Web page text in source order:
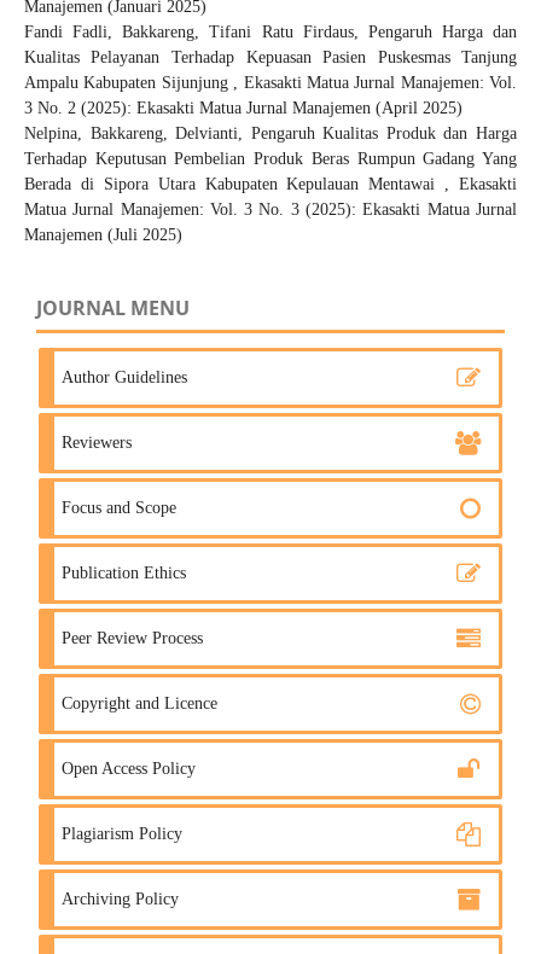
Manajemen (Januari 2025)
Fandi Fadli, Bakkareng, Tifani Ratu Firdaus, Pengaruh Harga dan
Kualitas Pelayanan Terhadap Kepuasan Pasien Puskesmas Tanjung
Ampalu Kabupaten Sijunjung , Ekasakti Matua Jurnal Manajemen: Vol.
3 No. 2 (2025): Ekasakti Matua Jurnal Manajemen (April 2025)
Nelpina, Bakkareng, Delvianti, Pengaruh Kualitas Produk dan Harga
Terhadap Keputusan Pembelian Produk Beras Rumpun Gadang Yang
Berada di Sipora Utara Kabupaten Kepulauan Mentawai ,Ekasakti
Matua Jurnal Manajemen: Vol. 3 No. 3 (2025): Ekasakti Matua Jurnal
Manajemen (Juli 2025)
JOURNAL MENU
Author Guidelines
Reviewers
Focus and Scope
Publication Ethics
Peer Review Process
Copyright and Licence
Open Access Policy
Plagiarism Policy
Archiving Policy